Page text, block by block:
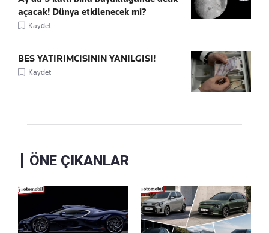
açacak! Dünya etkilenecek mi?
Kaydet
BES YATIRIMCISININ YANILGISI!
Kaydet
ÖNE ÇIKANLAR